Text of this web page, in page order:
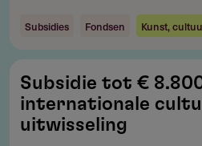
Subsidies Fondsen Kunst,
tot
€
8.800
Subsidie tot €
internationale
uitwisseling